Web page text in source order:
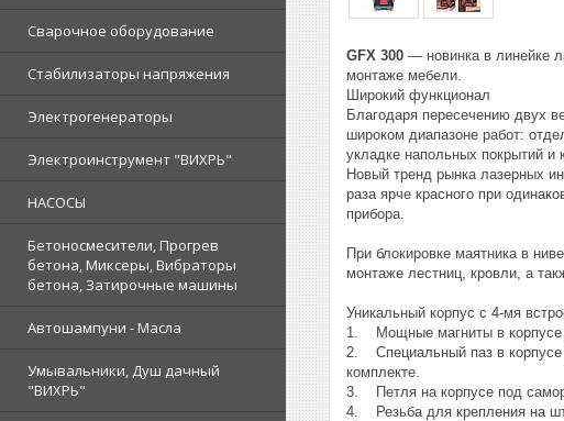
Сварочное оборудование
Стабилизаторы напряжения
Электрогенераторы
Электроинструмент "ВИХРЬ"
НАСОСЫ
Бетоносмесители, Прогрев
бетона, Миксеры, Вибраторы
бетона, Затирочные машины
Автошампуни - Масла
Умывальники, Душ дачный
"ВИХРЬ"
GFX 300 — новинка в линейке
монтаже мебели.
Широкий функционал
Благодаря пересечению двух
широком диапазоне работ:
укладке напольных покрытий и
Новый тренд рынка лазерных
раза ярче красного при
прибора.
При блокировке маятника в
монтаже лестниц, кровли, а
Уникальный корпус с 4-мя
1. Мощные магниты в корпусе
2. Специальный паз в корпусе
комплекте.
3. Петля на корпусе под
4. Резьба для крепления на